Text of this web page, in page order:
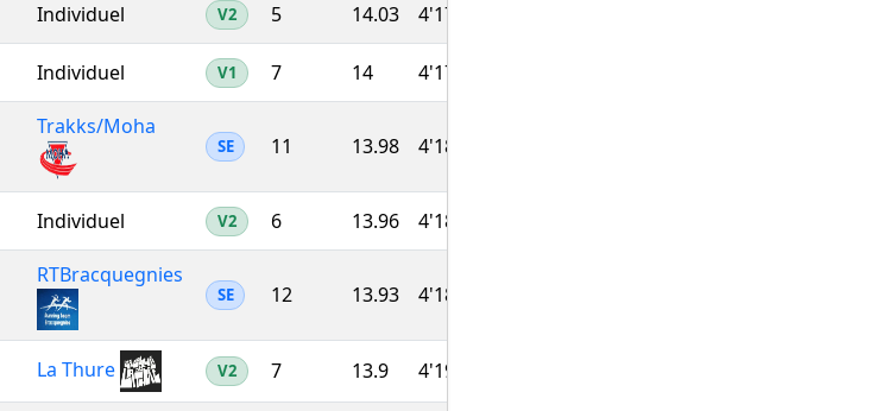
Individuel V2 5 14.03 4'17''
Individuel V1 7 14 4'17''
Trakks/Moha
SE 11 13.98 4'18''
Individuel V2 6 13.96 4'18''
RTBracquegnies
SE 12 13.93 4'18''
La Thure V2 7 13.9 4'19''